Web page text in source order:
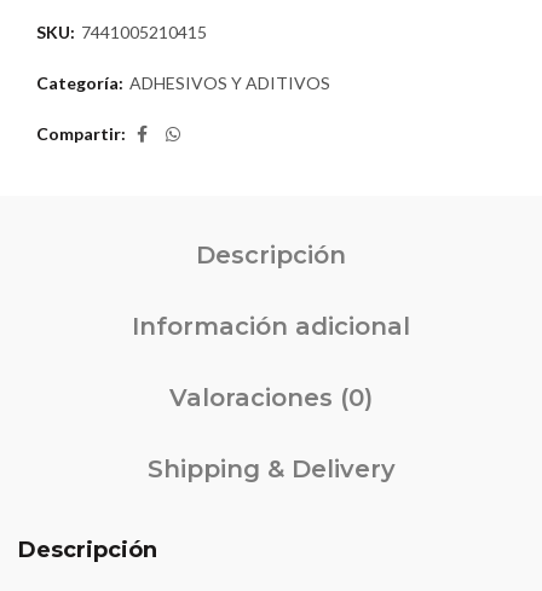
SKU: 7441005210415
Categoría: ADHESIVOS Y ADITIVOS
Compartir
Descripción
Información adicional
Valoraciones (0)
Shipping & Delivery
Descripción